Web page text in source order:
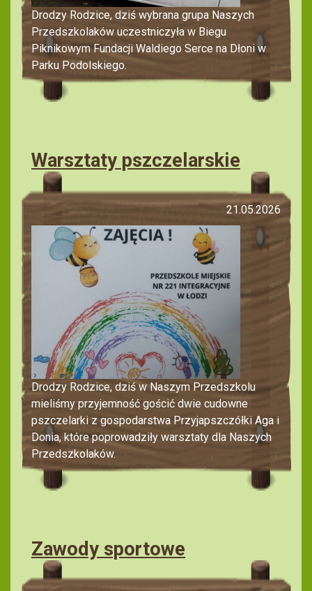
Drodzy Rodzice, dziś wybrana grupa Naszych
Przedszkolaków uczestniczyła w Biegu
Piknikowym Fundacji Waldiego Serce na Dłoni w
Parku Podolskiego.
Warsztaty pszczelarskie
21.05.2026
Drodzy Rodzice, dziś w Naszym Przedszkolu
mieliśmy przyjemność gościć dwie cudowne
pszczelarki z gospodarstwa Przyjapszczółki Aga i
Donia, które poprowadziły warsztaty dla Naszych
Przedszkolaków.
Zawody sportowe